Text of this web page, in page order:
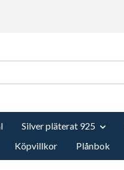
Silver pläterat 925
Köpvillkor Plånbok